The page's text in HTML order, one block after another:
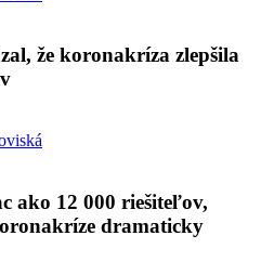
že koronakríza zlepšila
ako 12 000 riešiteľov,
dramaticky